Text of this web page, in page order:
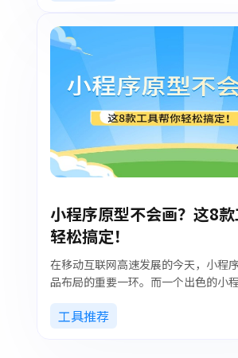
手动编写代码的难度。特别是墨刀AI
文字描述，帮助用户快速生成符合需
是前端开发者和设计师的必备利器。
小程序原型不会画？这8
轻松搞定！
在移动互联网高速发展的今天，小程
品布局的重要一环。而一个出色的小
离不开清晰的原型图的支持。本文精
门小程序原型设计工具，覆盖从零基
工具推荐